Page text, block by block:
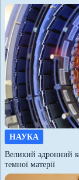
НАУКА
Великий адронний
темної матерії